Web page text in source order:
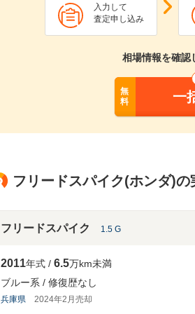
入力して
査定申し込み
相場情報を確認
無
料
一
フリードスパイク(ホンダ)の
フリードスパイク 1.5 G
2011年式 6.5万km未満
ブルー系
修復歴なし
兵庫県 2024年2月売却